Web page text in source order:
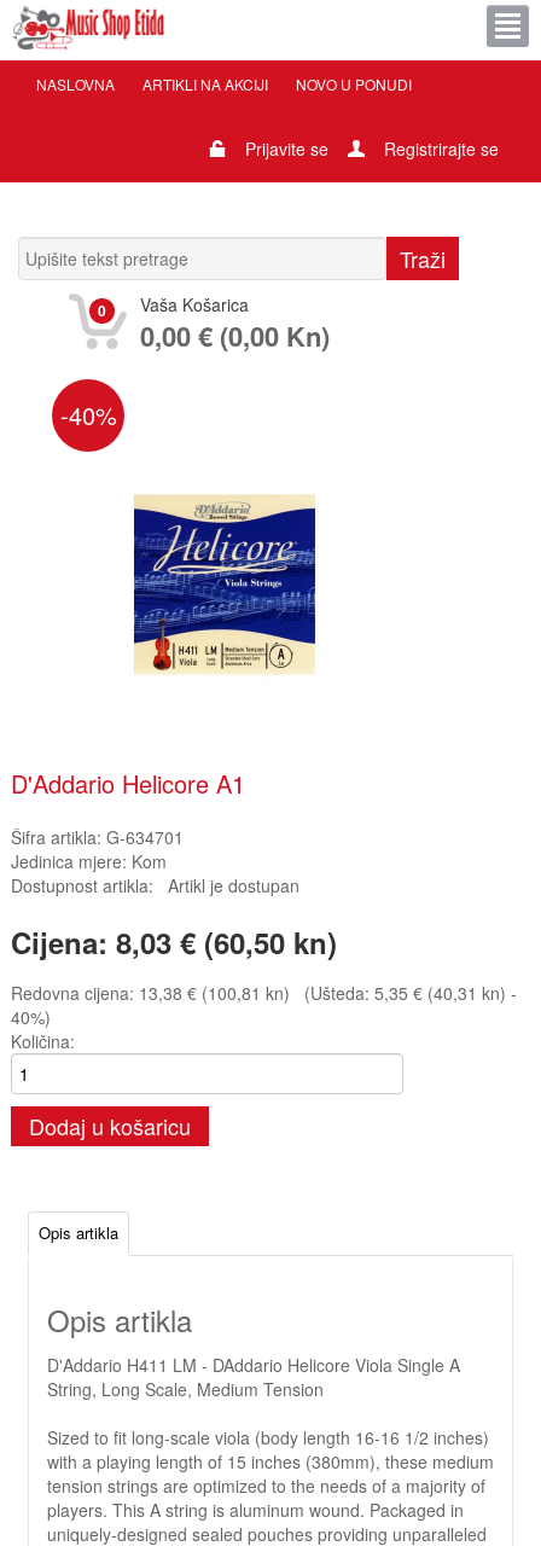
NASLOVNA ARTIKLI NA AKCIJI NOVO U PONUDI
Prijavite se Registrirajte se
0 Vaša Košarica
0,00 € (0,00 Kn)
-40%
D'Addario Helicore A1
Šifra artikla: G-634701
Jedinica mjere: Kom
Dostupnost artikla: Artikl je dostupan
Cijena: 8,03 € (60,50 kn)
Redovna cijena: 13,38 € (100,81 kn) (Ušteda: 5,35 € (40,31 kn) -
40%)
Količina:
Dodaj u košaricu
Opis artikla
Opis artikla
D'Addario H411 LM - DAddario Helicore Viola Single A
String, Long Scale, Medium Tension
Sized to fit long-scale viola (body length 16-16 1/2 inches)
with a playing length of 15 inches (380mm), these medium
tension strings are optimized to the needs of a majority of
players. This A string is aluminum wound. Packaged in
uniquely-designed sealed pouches providing unparalleled